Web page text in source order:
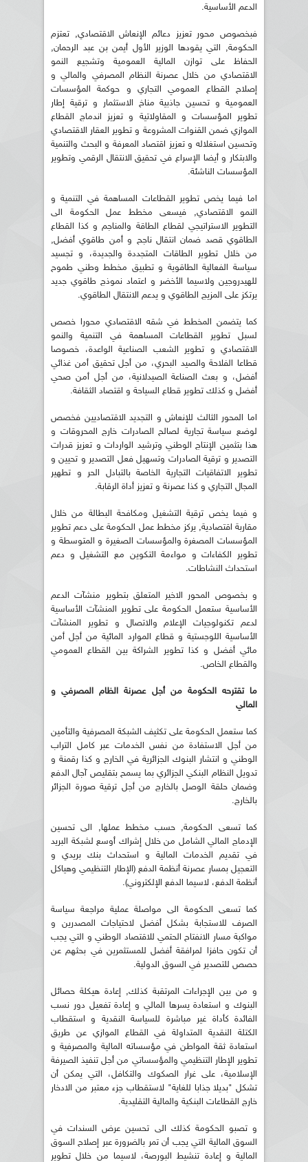
الدعم الأساسية.
فبخصوص محور تعزيز دعائم الإنعاش الاقتصادي, تعتزم
الحكومة, التي يقودها الوزير الأول أيمن بن عبد الرحمان,
الحفاظ على توازن المالية العمومية وتشجيع النمو
الاقتصادي من خلال عصرنة النظام المصرفي والمالي و
إصلاح القطاع العمومي التجاري و حوكمة المؤسسات
العمومية و تحسين جاذبية مناخ الاستثمار و ترقية إطار
تطوير المؤسسات و المقاولاتية و تعزيز اندماج القطاع
الموازي ضمن القنوات المشروعة و تطوير العقار الاقتصادي
وتحسين استغلاله و تعزيز اقتصاد المعرفة و البحث والتنمية
والابتكار و أيضا الإسراع في تحقيق الانتقال الرقمي وتطوير
المؤسسات الناشئة.
اما فيما يخص تطوير القطاعات المساهمة في التنمية و
النمو الاقتصادي, فيسعى مخطط عمل الحكومة الى
التطوير الاستراتيجي لقطاع الطاقة والمناجم و كذا القطاع
الطاقوي قصد ضمان انتقال ناجح و أمن طاقوي أفضل,
من خلال تطوير الطاقات المتجددة والجديدة، و تجسيد
سياسة الفعالية الطاقوية و تطبيق مخطط وطني طموح
للهيدروجين ولاسيما الأخضر و اعتماد نموذج طاقوي جديد
يرتكز على المزيج الطاقوي و يدعم الانتقال الطاقوي.
كما يتضمن المخطط في شقه الاقتصادي محورا خصص
لسبل تطوير القطاعات المساهمة في التنمية والنمو
الاقتصادي و تطوير الشعب الصناعية الواعدة، خصوصا
قطاعا الفلاحة والصيد البحري، من أجل تحقيق أمن غذائي
أفضل، و بعث الصناعة الصيدلانية، من أجل أمن صحي
أفضل و كذلك تطوير قطاع السياحة و اقتصاد الثقافة.
اما المحور الثالث للإنعاش و التجديد الاقتصاديين فخصص
لوضع سياسة تجارية لصالح الصادرات خارج المحروقات و
هذا بتثمين الإنتاج الوطني وترشيد الواردات و تعزيز قدرات
التصدير و ترقية الصادرات وتسهيل فعل التصدير و تحيين و
تطوير الاتفاقيات التجارية الخاصة بالتبادل الحر و تطهير
المجال التجاري و كذا عصرنة و تعزيز أداة الرقابة.
و فيما يخص ترقية التشغيل ومكافحة البطالة من خلال
مقاربة اقتصادية, يركز مخطط عمل الحكومة على دعم تطوير
المؤسسات المصغرة والمؤسسات الصغيرة و المتوسطة و
تطوير الكفاءات و مواءمة التكوين مع التشغيل و دعم
استحداث النشاطات.
و بخصوص المحور الاخير المتعلق بتطوير منشآت الدعم
الأساسية ستعمل الحكومة على تطوير المنشآت الأساسية
لدعم تكنولوجيات الإعلام والاتصال و تطوير المنشآت
الأساسية اللوجستية و قطاع الموارد المائية من أجل أمن
مائي أفضل و كذا تطوير الشراكة بين القطاع العمومي
والقطاع الخاص.
ما تقترحه الحكومة من أجل عصرنة الظام المصرفي و
المالي
كما ستعمل الحكومة على تكثيف الشبكة المصرفية والتأمين
من أجل الاستفادة من نفس الخدمات عبر كامل التراب
الوطني و انتشار البنوك الجزائرية في الخارج و كذا رقمنة و
تدويل النظام البنكي الجزائري بما يسمح بتقليص آجال الدفع
وضمان حلقة الوصل بالخارج من أجل ترقية صورة الجزائر
بالخارج.
كما تسعى الحكومة, حسب مخطط عملها, الى تحسين
الإدماج المالي الشامل من خلال إشراك أوسع لشبكة البريد
في تقديم الخدمات المالية و استحداث بنك بريدي و
التعجيل بمسار عصرنة أنظمة الدفع (الإطار التنظيمي وهياكل
أنظمة الدفع، لاسيما الدفع الإلكتروني).
كما تسعى الحكومة الى مواصلة عملية مراجعة سياسة
الصرف للاستجابة بشكل أفضل لاحتياجات المصدرين و
مواكبة مسار الانفتاح الحتمي للاقتصاد الوطني و التي يجب
أن تكون حافزا لمرافقة أفضل للمستثمرين في بحثهم عن
حصص للتصدير في السوق الدولية.
و من بين الإجراءات المرتقبة كذلك, إعادة هيكلة حصائل
البنوك و استعادة يسرها المالي و إعادة تفعيل دور نسب
الفائدة كأداة غير مباشرة للسياسة النقدية و استقطاب
الكتلة النقدية المتداولة في القطاع الموازي عن طريق
استعادة ثقة المواطن في مؤسساته المالية والمصرفية و
تطوير الإطار التنظيمي والمؤسساتي من أجل تنفيذ الصيرفة
الإسلامية، على غرار الصكوك والتكافل، التي يمكن أن
تشكل "بديلا جذابا للغاية" لاستقطاب جزء معتبر من الادخار
خارج القطاعات البنكية والمالية التقليدية.
و تصبو الحكومة كذلك الى تحسين عرض السندات في
السوق المالية التي يجب أن تمر بالضرورة عبر إصلاح السوق
المالية و إعادة تنشيط البورصة، لاسيما من خلال تطوير